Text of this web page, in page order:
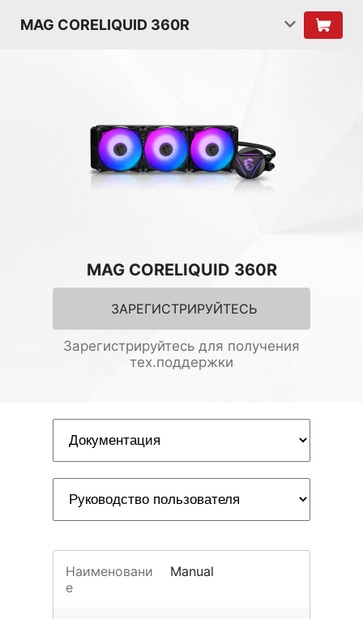
MAG CORELIQUID 360R
MAG CORELIQUID 360R
ЗАРЕГИСТРИРУЙТЕСЬ
Зарегистрируйтесь для получения
тех.поддержки
Наименовани
е
Manual